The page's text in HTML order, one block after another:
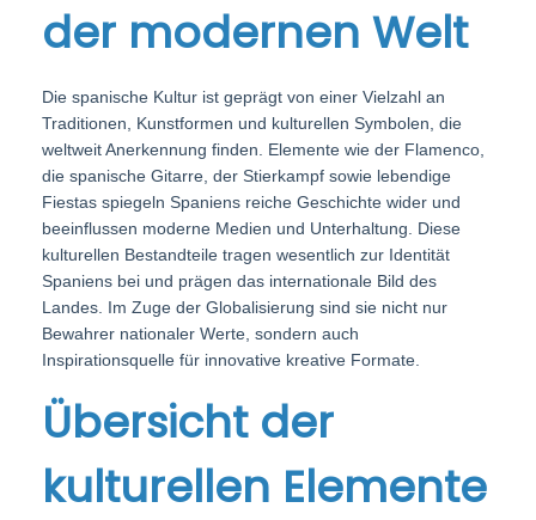
2
0
2
der modernen Welt
Die spanische Kultur ist geprägt von einer Vielzahl an
Traditionen, Kunstformen und kulturellen Symbolen, die
weltweit Anerkennung finden. Elemente wie der Flamenco,
die spanische Gitarre, der Stierkampf sowie lebendige
Fiestas spiegeln Spaniens reiche Geschichte wider und
beeinflussen moderne Medien und Unterhaltung. Diese
kulturellen Bestandteile tragen wesentlich zur Identität
Spaniens bei und prägen das internationale Bild des
Landes. Im Zuge der Globalisierung sind sie nicht nur
Bewahrer nationaler Werte, sondern auch
Inspirationsquelle für innovative kreative Formate.
Übersicht der
kulturellen Elemente